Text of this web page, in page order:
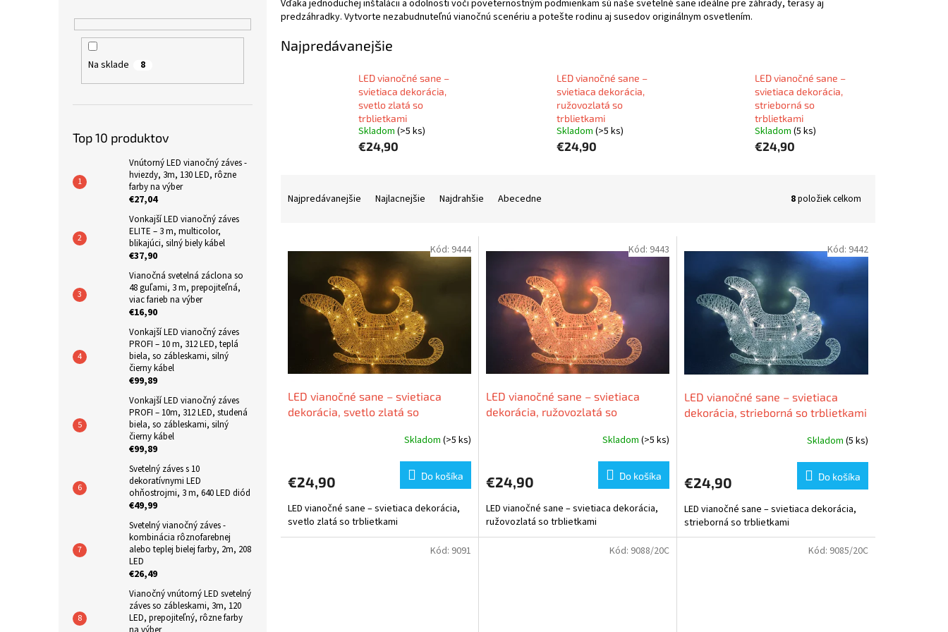
Na sklade 8
Top 10 produktov
Vnútorný LED vianočný záves -
hviezdy, 3m, 130 LED, rôzne
farby na výber
€27,04
Vonkajší LED vianočný záves
ELITE – 3 m, multicolor,
blikajúci, silný biely kábel
€37,90
Vianočná svetelná záclona so
48 guľami, 3 m, prepojiteľná,
viac farieb na výber
€16,90
Vonkajší LED vianočný záves
PROFI – 10 m, 312 LED, teplá
biela, so zábleskami, silný
čierny kábel
€99,89
Vonkajší LED vianočný záves
PROFI – 10m, 312 LED, studená
biela, so zábleskami, silný
čierny kábel
€99,89
Svetelný záves s 10
dekoratívnymi LED
ohňostrojmi, 3 m, 640 LED diód
€49,99
Svetelný vianočný záves -
kombinácia rôznofarebnej
alebo teplej bielej farby, 2m, 208
LED
€26,49
Vianočný vnútorný LED svetelný
záves so zábleskami, 3m, 120
LED, prepojiteľný, rôzne farby
Vďaka jednoduchej inštalácii a odolnosti voči poveternostným podmienkam sú naše svetelné sane ideálne pre záhrady, terasy aj
predzáhradky. Vytvorte nezabudnuteľnú vianočnú scenériu a potešte rodinu aj susedov originálnym osvetlením.
Najpredávanejšie
LED vianočné sane –
svietiaca dekorácia,
svetlo zlatá so
trblietkami
Skladom (>5 ks)
€24,90
LED vianočné sane –
svietiaca dekorácia,
ružovozlatá so
trblietkami
Skladom (>5 ks)
€24,90
LED vianočné sane –
svietiaca dekorácia,
strieborná so
trblietkami
Skladom (5 ks)
€24,90
Najpredávanejšie Najlacnejšie Najdrahšie Abecedne 8položiek celkom
LED vianočné sane – svietiaca
dekorácia, svetlo zlatá so
Skladom (>5 ks)
€24,90 Do košíka
LED vianočné sane – svietiaca dekorácia,
svetlo zlatá so trblietkami
Kód: 9444
LED vianočné sane – svietiaca
dekorácia, ružovozlatá so
Skladom (>5 ks)
€24,90 Do košíka
LED vianočné sane – svietiaca dekorácia,
ružovozlatá so trblietkami
Kód: 9443
LED vianočné sane – svietiaca
dekorácia, strieborná so trblietkami
Skladom (5 ks)
€24,90 Do košíka
LED vianočné sane – svietiaca dekorácia,
strieborná so trblietkami
Kód: 9442
Kód: 9091 Kód: 9088/20C Kód: 9085/20C